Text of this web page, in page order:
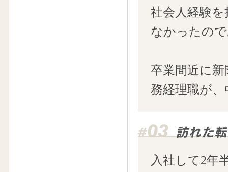
社会人経験
なかったの
卒業間近に
務経理職が
入社して2年